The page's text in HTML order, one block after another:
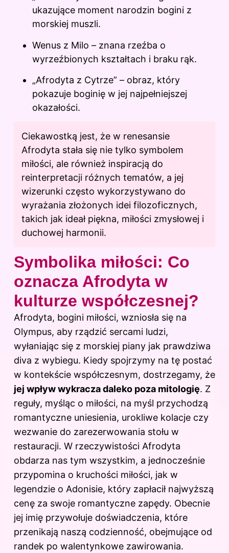
ukazujące moment narodzin bogini z
morskiej muszli.
Wenus z Milo – znana rzeźba o
wyrzeźbionych kształtach i braku rąk.
„Afrodyta z Cytrze” – obraz, który
pokazuje boginię w jej najpełniejszej
okazałości.
Ciekawostką jest, że w renesansie
Afrodyta stała się nie tylko symbolem
miłości, ale również inspiracją do
reinterpretacji różnych tematów, a jej
wizerunki często wykorzystywano do
wyrażania złożonych idei filozoficznych,
takich jak ideał piękna, miłości zmysłowej i
duchowej harmonii.
Symbolika miłości: Co
oznacza Afrodyta w
kulturze współczesnej?
Afrodyta, bogini miłości, wzniosła się na
Olympus, aby rządzić sercami ludzi,
wyłaniając się z morskiej piany jak prawdziwa
diva z wybiegu. Kiedy spojrzymy na tę postać
w kontekście współczesnym, dostrzegamy, że
jej wpływ wykracza daleko poza mitologię. Z
reguły, myśląc o miłości, na myśl przychodzą
romantyczne uniesienia, urokliwe kolacje czy
wezwanie do zarezerwowania stołu w
restauracji. W rzeczywistości Afrodyta
obdarza nas tym wszystkim, a jednocześnie
przypomina o kruchości miłości, jak w
legendzie o Adonisie, który zapłacił najwyższą
cenę za swoje romantyczne zapędy. Obecnie
jej imię przywołuje doświadczenia, które
przenikają naszą codzienność, obejmujące od
randek po walentynkowe zawirowania.